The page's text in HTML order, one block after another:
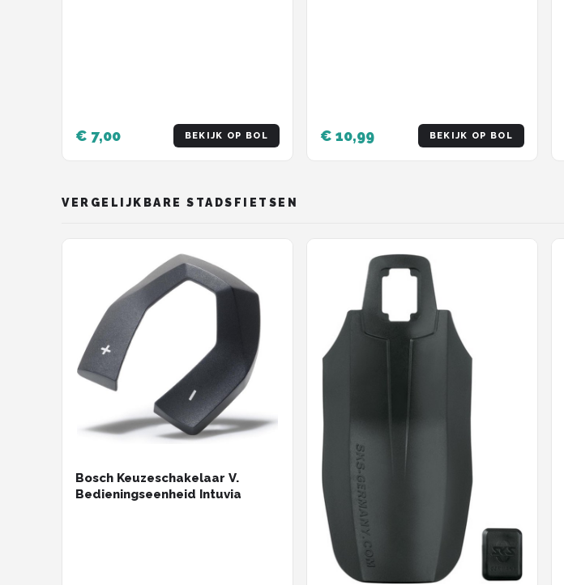
€ 7,00 BEKIJK OP BOL € 10,99 BEKIJK OP BOL
VERGELIJKBARE STADSFIETSEN
Bosch Keuzeschakelaar V.
Bedieningseenheid Intuvia